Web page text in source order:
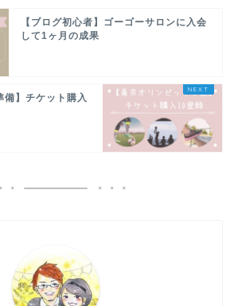
【ブログ初心者】ゴーゴーサロンに入会
して1ヶ月の成果
備】チケット購入